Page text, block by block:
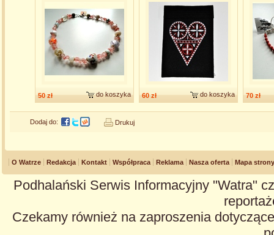
50 zł do koszyka 60 zł do koszyka 70 zł
Dodaj do: Drukuj
O Watrze Redakcja Kontakt Współpraca Reklama Nasza oferta Mapa strony
Podhalański Serwis Informacyjny "Watra"
Czekamy również na zaproszenia